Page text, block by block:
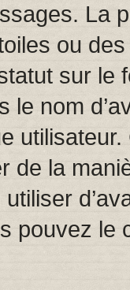
La
ou
sur le
le nom
utilisateur.
de la
pouvez